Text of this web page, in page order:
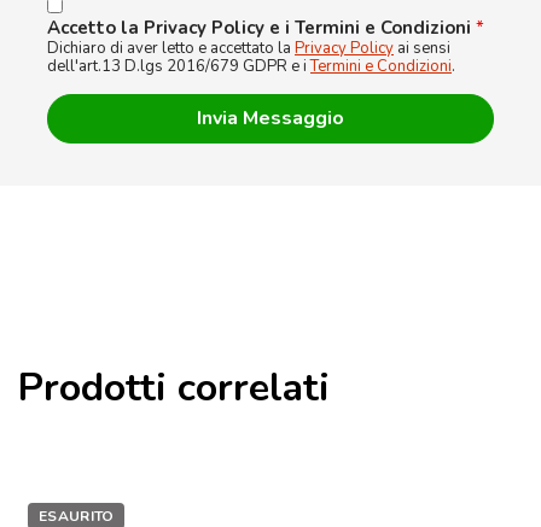
Accetto la Privacy Policy e i Termini e Condizioni *
Dichiaro di aver letto e accettato la Privacy Policy ai sensi
dell'art.13 D.lgs 2016/679 GDPR e iTermini e Condizioni.
Prodotti correlati
ESAURITO